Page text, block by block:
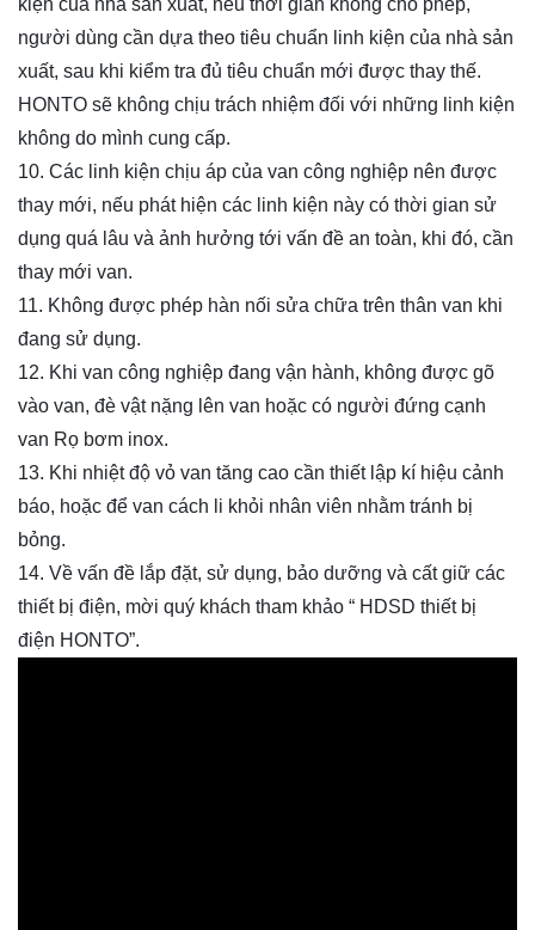
người dùng cần dựa theo tiêu chuẩn linh kiện của nhà sản
xuất, sau khi kiểm tra đủ tiêu chuẩn mới được thay thế.
HONTO sẽ không chịu trách nhiệm đối với những linh kiện
không do mình cung cấp.
10. Các linh kiện chịu áp của van công nghiệp nên được
thay mới, nếu phát hiện các linh kiện này có thời gian sử
dụng quá lâu và ảnh hưởng tới vấn đề an toàn, khi đó, cần
thay mới van.
11. Không được phép hàn nối sửa chữa trên thân van khi
đang sử dụng.
12. Khi van công nghiệp đang vận hành, không được gõ
vào van, đè vật nặng lên van hoặc có người đứng cạnh
van Rọ bơm inox.
13. Khi nhiệt độ vỏ van tăng cao cần thiết lập kí hiệu cảnh
báo, hoặc để van cách li khỏi nhân viên nhằm tránh bị
bỏng.
14. Về vấn đề lắp đặt, sử dụng, bảo dưỡng và cất giữ các
thiết bị điện, mời quý khách tham khảo “ HDSD thiết bị
điện HONTO”.